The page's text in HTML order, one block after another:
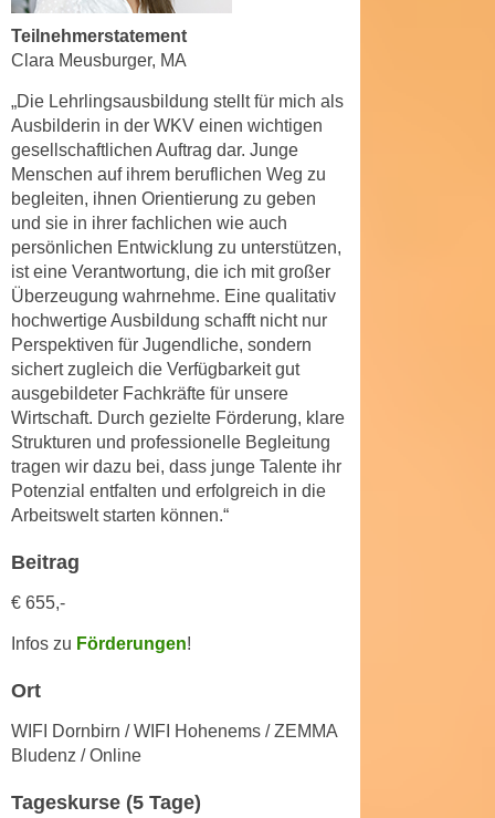
Teilnehmerstatement
Clara Meusburger, MA
„Die Lehrlingsausbildung stellt für mich als
Ausbilderin in der WKV einen wichtigen
gesellschaftlichen Auftrag dar. Junge
Menschen auf ihrem beruflichen Weg zu
begleiten, ihnen Orientierung zu geben
und sie in ihrer fachlichen wie auch
persönlichen Entwicklung zu unterstützen,
ist eine Verantwortung, die ich mit großer
Überzeugung wahrnehme. Eine qualitativ
hochwertige Ausbildung schafft nicht nur
Perspektiven für Jugendliche, sondern
sichert zugleich die Verfügbarkeit gut
ausgebildeter Fachkräfte für unsere
Wirtschaft. Durch gezielte Förderung, klare
Strukturen und professionelle Begleitung
tragen wir dazu bei, dass junge Talente ihr
Potenzial entfalten und erfolgreich in die
Arbeitswelt starten können.“
Beitrag
€ 655,-
Infos zu Förderungen!
Ort
WIFI Dornbirn / WIFI Hohenems / ZEMMA
Bludenz / Online
Tageskurse (5 Tage)
e
v
a
n
t
e
I
n
h
a
l
t
e
a
n
z
u
z
e
i
n
m
h
n
g
e
l
a
n
g
e
n
I
h
r
e
d
u
c
h
d
i
e
o
o
i
s
e
r
o